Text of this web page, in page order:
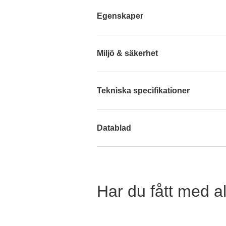
Egenskaper
Miljö & säkerhet
Tekniska specifikationer
Datablad
Har du fått med